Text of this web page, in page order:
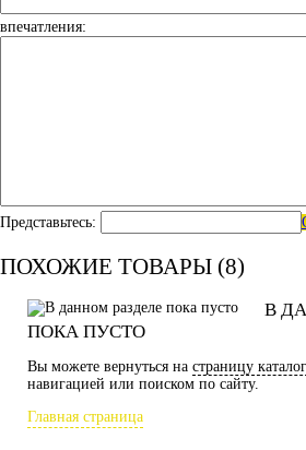
впечатления:
Представьтесь:
ПОХОЖИЕ ТОВАРЫ (8)
В
ПОКА ПУСТО
Вы можете вернуться на страницу
навигацией или поиском по сайту.
Главная страница